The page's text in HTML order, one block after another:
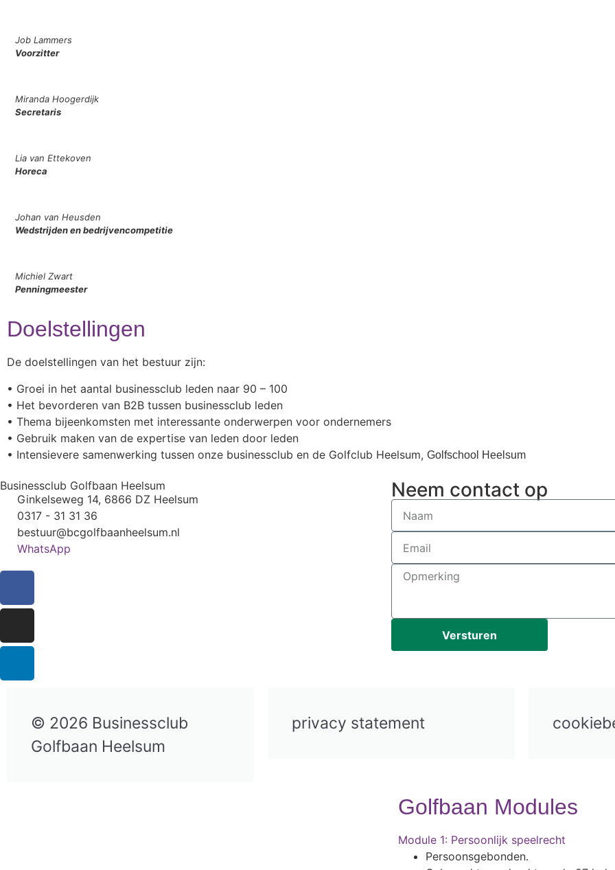
Job Lammers
Voorzitter
Miranda Hoogerdijk
Secretaris
Lia van Ettekoven
Horeca
Johan van Heusden
Wedstrijden en bedrijvencompetitie
Michiel Zwart
Penningmeester
Doelstellingen
De doelstellingen van het bestuur zijn:
• Groei in het aantal businessclub leden naar 90 – 100
• Het bevorderen van B2B tussen businessclub leden
• Thema bijeenkomsten met interessante onderwerpen voor ondernemers
• Gebruik maken van de expertise van leden door leden
• Intensievere samenwerking tussen onze businessclub en de Golfclub Heelsum, Golfschool Heelsum
Businessclub Golfbaan Heelsum
Ginkelseweg 14, 6866 DZ Heelsum
0317 - 31 31 36
bestuur@bcgolfbaanheelsum.nl
WhatsApp
Neem contact op
Versturen
© 2026 Businessclub
Golfbaan Heelsum
privacy statement
Golfbaan Modules
Module 1: Persoonlijk speelrecht
Persoonsgebonden.